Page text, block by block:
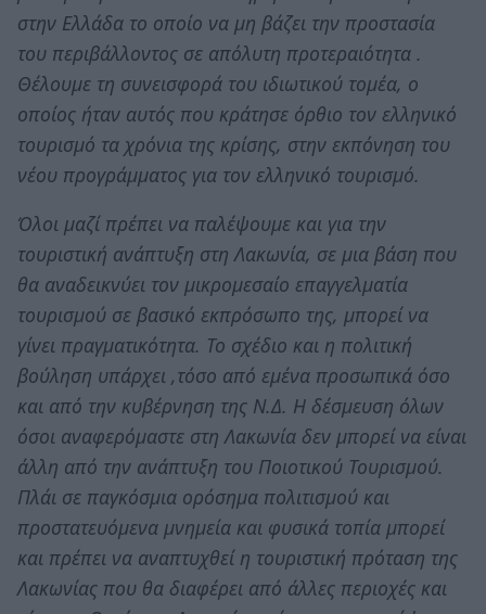
στην Ελλάδα το οποίο να μη βάζει την προστασία
του περιβάλλοντος σε απόλυτη προτεραιότητα .
Θέλουμε τη συνεισφορά του ιδιωτικού τομέα, ο
οποίος ήταν αυτός που κράτησε όρθιο τον ελληνικό
τουρισμό τα χρόνια της κρίσης, στην εκπόνηση του
νέου προγράμματος για τον ελληνικό τουρισμό.
Όλοι μαζί πρέπει να παλέψουμε και για την
τουριστική ανάπτυξη στη Λακωνία, σε μια βάση που
θα αναδεικνύει τον μικρομεσαίο επαγγελματία
τουρισμού σε βασικό εκπρόσωπο της, μπορεί να
γίνει πραγματικότητα. Το σχέδιο και η πολιτική
βούληση υπάρχει ,τόσο από εμένα προσωπικά όσο
και από την κυβέρνηση της Ν.Δ. Η δέσμευση όλων
όσοι αναφερόμαστε στη Λακωνία δεν μπορεί να είναι
άλλη από την ανάπτυξη του Ποιοτικού Τουρισμού.
Πλάι σε παγκόσμια ορόσημα πολιτισμού και
προστατευόμενα μνημεία και φυσικά τοπία μπορεί
και πρέπει να αναπτυχθεί η τουριστική πρόταση της
Λακωνίας που θα διαφέρει από άλλες περιοχές και